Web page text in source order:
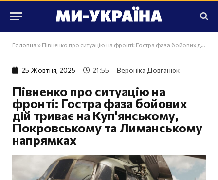
Головна » Півненко про ситуацію на фронті: Гостра фаза бойових дій триває на Куп'янському, Покровському та Лиманському напрямках
25 Жовтня, 2025 21:55 Вероніка Довганюк
Півненко про ситуацію на
фронті: Гостра фаза бойових
дій триває на Куп'янському,
Покровському та Лиманському
напрямках